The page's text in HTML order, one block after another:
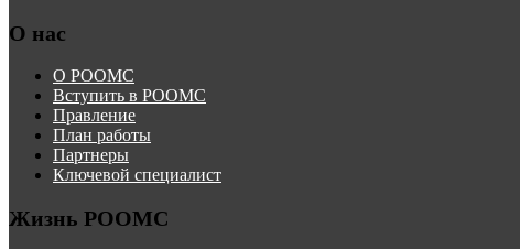
О нас
О РООМС
Вступить в РООМС
Правление
План работы
Партнеры
Ключевой специалист
Жизнь РООМС